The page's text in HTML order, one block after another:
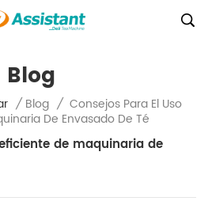
Blog
/ Blog / Consejos Para El Uso
De Envasado De Té
de maquinaria de